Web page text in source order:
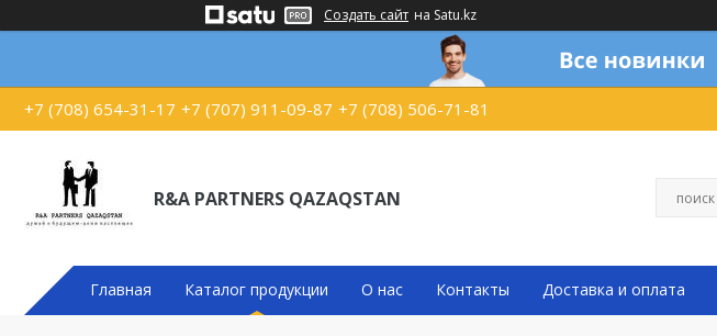
Создать сайт на Satu.kz
+7 (708) 654-31-17 +7 (707) 911-09-87 +7 (708) 506-71-81
R&A PARTNERS QAZAQSTAN
Главная Каталог продукции О нас Контакты Доставка и оплата